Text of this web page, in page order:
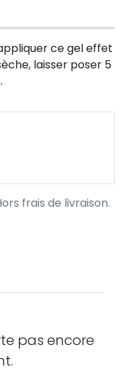
ce gel effet
laisser poser 5
frais de livraison.
pas encore